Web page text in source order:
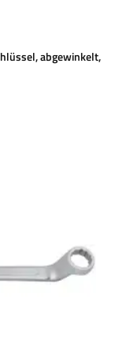
abgewinkelt,